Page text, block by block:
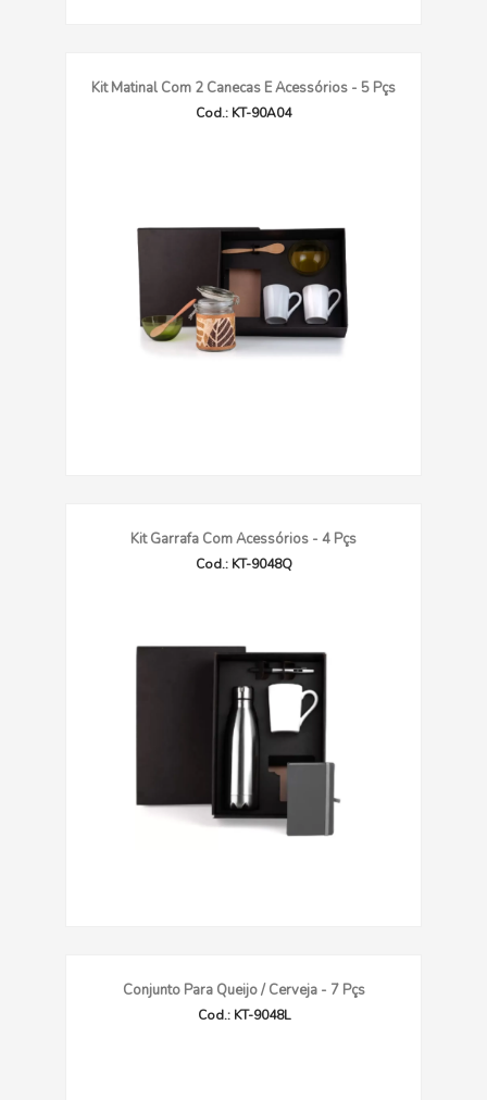
Kit Matinal Com 2 Canecas E Acessórios - 5 Pçs
Cod.: KT-90A04
Kit Garrafa Com Acessórios - 4 Pçs
Cod.: KT-9048Q
Conjunto Para Queijo / Cerveja - 7 Pçs
Cod.: KT-9048L